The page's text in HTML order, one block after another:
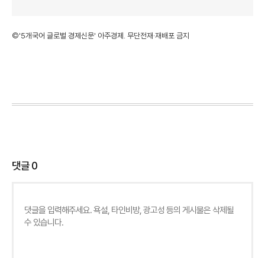
©'5개국어 글로벌 경제신문' 아주경제. 무단전재·재배포 금지
댓글0